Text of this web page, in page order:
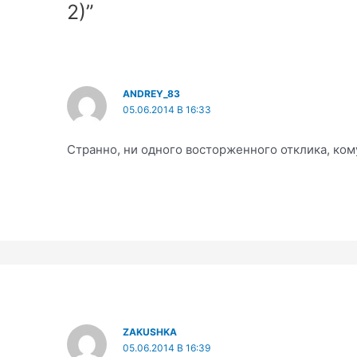
2)”
ANDREY_83
05.06.2014 В 16:33
Странно, ни одного восторженного отклика,
ZAKUSHKA
05.06.2014 В 16:39